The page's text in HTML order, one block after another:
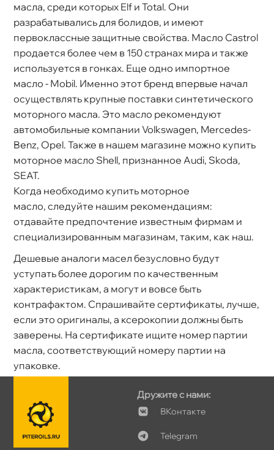
масла, среди которых Elf и Total. Они
разрабатывались для болидов, и имеют
первоклассные защитные свойства. Масло Castrol
продается более чем в 150 странах мира и также
используется в гонках. Еще одно импортное
масло - Мobil. Именно этот бренд впервые начал
осуществлять крупные поставки синтетического
моторного масла. Это масло рекомендуют
автомобильные компании Volkswagen, Mercedes-
Benz, Opel. Также в нашем магазине можно купить
моторное масло Shell, признанное Audi, Skoda,
SEAT.
Когда необходимо купить моторное
масло, следуйте нашим рекомендациям:
отдавайте предпочтение известным фирмам и
специализированным магазинам, таким, как наш.
Дешевые аналоги масел безусловно будут
уступать более дорогим по качественным
характеристикам, а могут и вовсе быть
контрафактом. Спрашивайте сертификаты, лучше,
если это оригиналы, а ксерокопии должны быть
заверены. На сертификате ищите номер партии
масла, соответствующий номеру партии на
упаковке.
Дружите с нами:
Контакте
Telegram